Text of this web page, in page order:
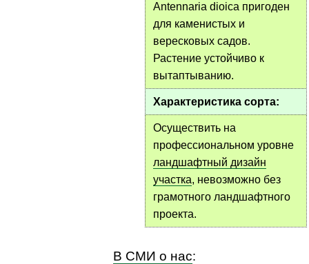
Antennaria dioica пригоден
для каменистых и
вересковых садов.
Растение устойчиво к
вытаптыванию.
Характеристика сорта:
Осуществить на
профессиональном уровне
ландшафтный дизайн
участка, невозможно без
грамотного ландшафтного
проекта.
В СМИ о нас: